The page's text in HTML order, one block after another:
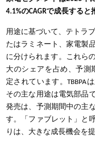
4.1%のCAGRで成長すると
用途に基づいて、テトラ
たはラミネート、家電製
に分けられます。これら
大のシェアを占め、予測
定されています。TBBPA
その主な用途は電気部品
発売は、予測期間中の主
す。「ファブレット」と
りは、大きな成長機会を